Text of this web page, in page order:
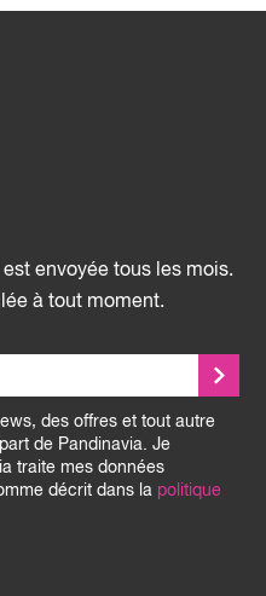
envoyée tous les mois.
à tout moment.
des offres et tout autre
de Pandinavia. Je
traite mes données
décrit dans la politique